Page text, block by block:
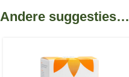
Andere suggesties…